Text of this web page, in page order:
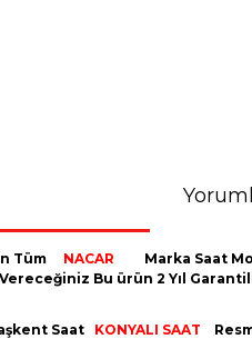
Tüm NACAR Marka Saat
Vereceğiniz Bu ürün 2 Yıl
Saat KONYALI SAAT